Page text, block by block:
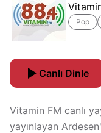
Pop
Canlı Dinle
Vitamin FM canlı
yayınlayan